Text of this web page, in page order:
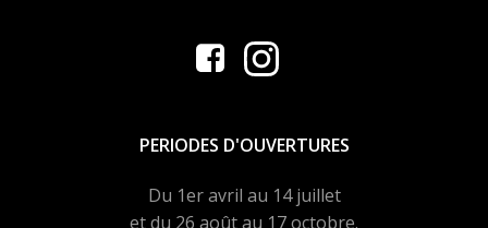
PERIODES D'OUVERTURES
Du 1er avril au 14 juillet
et du 26 août au 17 octobre.